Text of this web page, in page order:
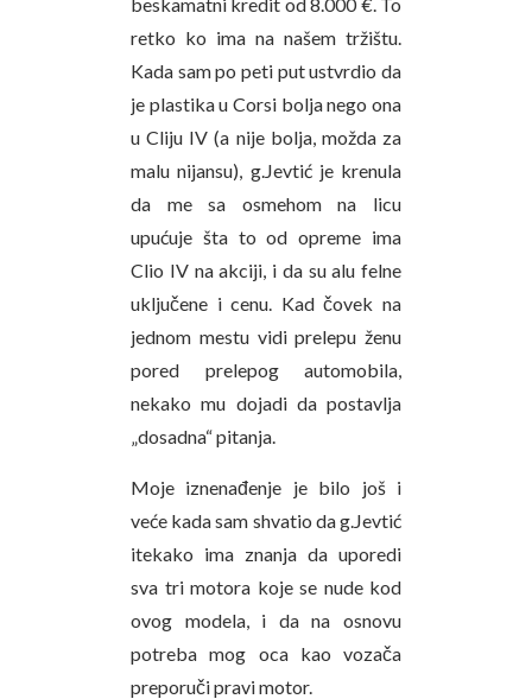
retko ko ima na našem tržištu.
Kada sam po peti put ustvrdio da
je plastika u Corsi bolja nego ona
u Cliju IV (a nije bolja, možda za
malu nijansu), g.Jevtić je krenula
da me sa osmehom na licu
upućuje šta to od opreme ima
Clio IV na akciji, i da su alu felne
uključene i cenu. Kad čovek na
jednom mestu vidi prelepu ženu
pored prelepog automobila,
nekako mu dojadi da postavlja
„dosadna“ pitanja.
Moje iznenađenje je bilo još i
veće kada sam shvatio da g.Jevtić
itekako ima znanja da uporedi
sva tri motora koje se nude kod
ovog modela, i da na osnovu
potreba mog oca kao vozača
preporuči pravi motor.